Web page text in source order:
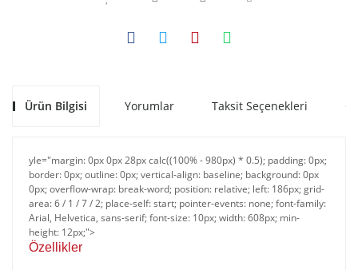
Ürün Bilgisi Yorumlar Taksit Seçenekleri
yle="margin: 0px 0px 28px calc((100% - 980px) * 0.5); padding: 0px;
border: 0px; outline: 0px; vertical-align: baseline; background: 0px
0px; overflow-wrap: break-word; position: relative; left: 186px; grid-
area: 6 / 1 / 7 / 2; place-self: start; pointer-events: none; font-family:
Arial, Helvetica, sans-serif; font-size: 10px; width: 608px; min-
height: 12px;">
Özellikler​​